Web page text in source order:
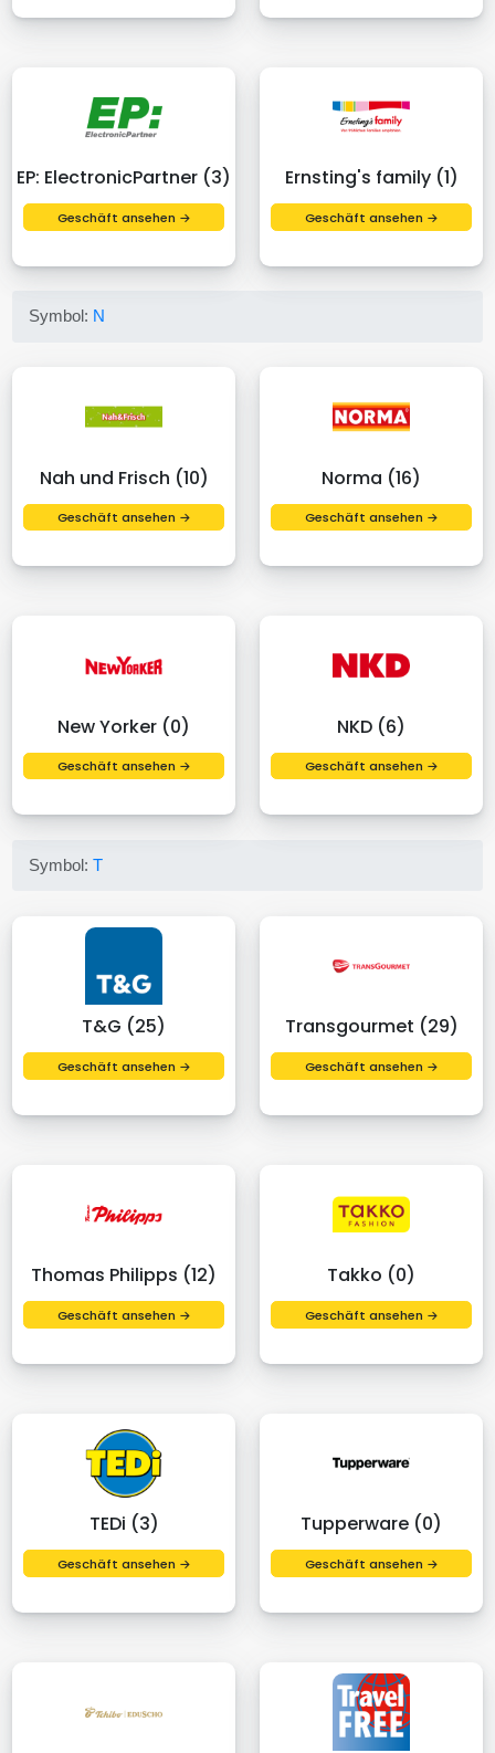
EP: ElectronicPartner (3)
Geschäft ansehen →
Ernsting's family (1)
Geschäft ansehen →
Symbol: N
Nah und Frisch (10)
Geschäft ansehen →
Norma (16)
Geschäft ansehen →
New Yorker (0)
Geschäft ansehen →
NKD (6)
Geschäft ansehen →
Symbol:T
T&G (25)
Geschäft ansehen →
Transgourmet (29)
Geschäft ansehen →
Thomas Philipps (12)
Geschäft ansehen →
Takko (0)
Geschäft ansehen →
TEDi (3)
Geschäft ansehen →
Tupperware (0)
Geschäft ansehen →